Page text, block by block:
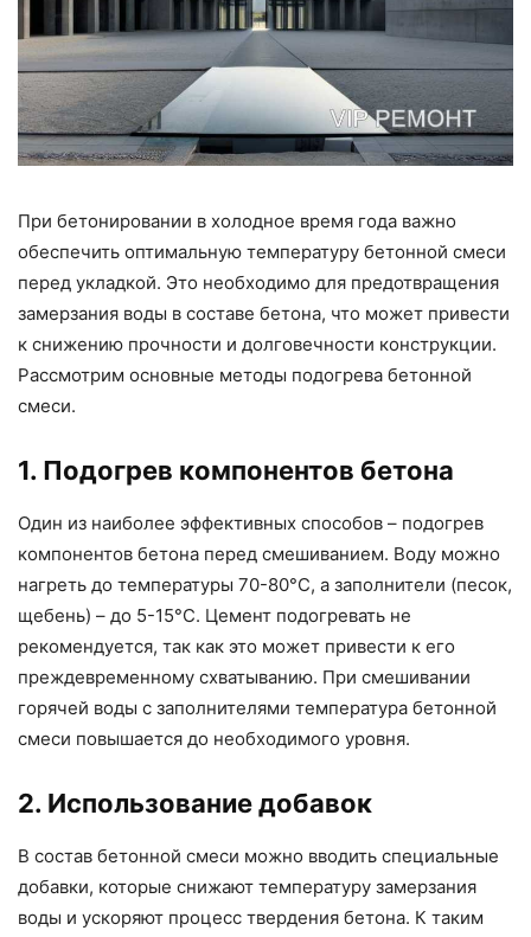
При бетонировании в холодное время года важно
обеспечить оптимальную температуру бетонной смеси
перед укладкой. Это необходимо для предотвращения
замерзания воды в составе бетона, что может привести
к снижению прочности и долговечности конструкции.
Рассмотрим основные методы подогрева бетонной
смеси.
1. Подогрев компонентов бетона
Один из наиболее эффективных способов – подогрев
компонентов бетона перед смешиванием. Воду можно
нагреть до температуры 70-80°C, а заполнители (песок,
щебень) – до 5-15°C. Цемент подогревать не
рекомендуется, так как это может привести к его
преждевременному схватыванию. При смешивании
горячей воды с заполнителями температура бетонной
смеси повышается до необходимого уровня.
2. Использование добавок
В состав бетонной смеси можно вводить специальные
добавки, которые снижают температуру замерзания
воды и ускоряют процесс твердения бетона. К таким